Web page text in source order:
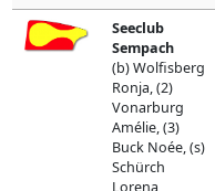
Seeclub
Sempach
(b) Wolfisberg
Ronja, (2)
Vonarburg
Amélie, (3)
Buck Noée, (s)
Schürch
Lorena